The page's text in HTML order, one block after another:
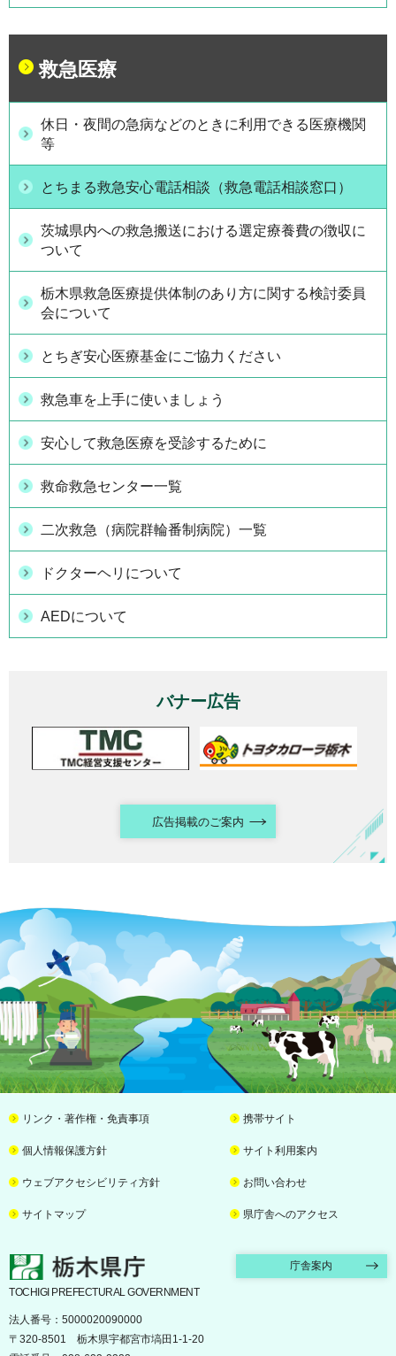
救急医療
休日・夜間の急病などのときに利用できる医療機関
等
とちまる救急安心電話相談（救急電話相談窓口）
茨城県内への救急搬送における選定療養費の徴収に
ついて
栃木県救急医療提供体制のあり方に関する検討委員
会について
とちぎ安心医療基金にご協力ください
救急車を上手に使いましょう
安心して救急医療を受診するために
救命救急センター一覧
二次救急（病院群輪番制病院）一覧
ドクターヘリについて
AEDについて
バナー広告
広告掲載のご案内
リンク・著作権・免責事項 携帯サイト
個人情報保護方針 サイト利用案内
ウェブアクセシビリティ方針 お問い合わせ
サイトマップ 県庁舎へのアクセス
栃木県庁 庁舎案内
TOCHIGI PREFECTURAL GOVERNMENT
法人番号：5000020090000
〒320-8501 栃木県宇都宮市塙田1-1-20